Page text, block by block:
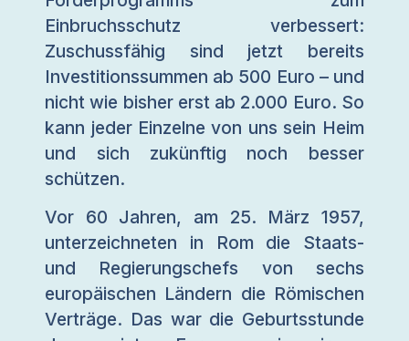
Einbruchsschutz verbessert:
Zuschussfähig sind jetzt bereits
Investitionssummen ab 500 Euro – und
nicht wie bisher erst ab 2.000 Euro. So
kann jeder Einzelne von uns sein Heim
und sich zukünftig noch besser
schützen.
Vor 60 Jahren, am 25. März 1957,
unterzeichneten in Rom die Staats-
und Regierungschefs von sechs
europäischen Ländern die Römischen
Verträge. Das war die Geburtsstunde